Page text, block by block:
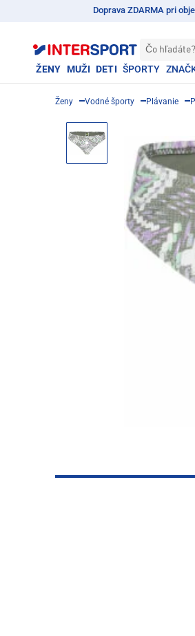
Doprava ZDARMA pri
Čo hľadáte?
ŽENY MUŽI DETI ŠPORTY
Ženy Vodné športy Plávanie